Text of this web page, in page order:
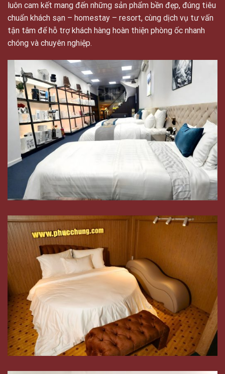
luôn cam kết mang đến những sản phẩm bền đẹp, đúng tiêu
chuẩn khách sạn – homestay – resort, cùng dịch vụ tư vấn
tận tâm để hỗ trợ khách hàng hoàn thiện phòng ốc nhanh
chóng và chuyên nghiệp.